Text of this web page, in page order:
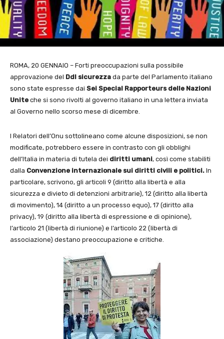
ROMA, 20 GENNAIO – Forti preoccupazioni sulla possibile
approvazione del Ddl sicurezza da parte del Parlamento italiano
sono state espresse dai Sei Special Rapporteurs delle Nazioni
Unite che si sono rivolti al governo italiano in una lettera inviata
al Governo nello scorso mese di dicembre.
I Relatori dell’Onu sottolineano come alcune disposizioni, se non
modificate, potrebbero essere in contrasto con gli obblighi
dell’Italia in materia di tutela dei diritti umani, così come stabiliti
dalla Convenzione internazionale sui diritti civili e politici. In
particolare, scrivono, gli articoli 9 (diritto alla libertà e alla
sicurezza e divieto di detenzioni arbitrarie), 12 (diritto alla libertà
di movimento), 14 (diritto a un processo equo), 17 (diritto alla
privacy), 19 (diritto alla libertà di espressione e di opinione),
l’articolo 21 (libertà di riunione) e l’articolo 22 (libertà di
associazione) destano preoccupazione e critiche.